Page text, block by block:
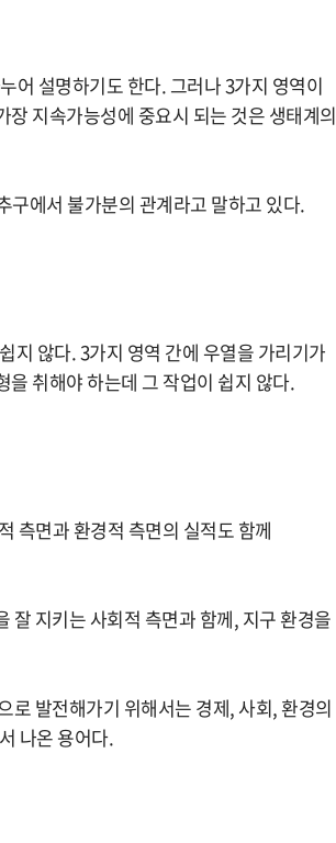
어 설명하기도 한다. 그러나 3가지 영역이
지속가능성에 중요시 되는 것은 생태계의
구에서 불가분의 관계라고 말하고 있다.
지 않다. 3가지 영역 간에 우열을 가리기가
취해야 하는데 그 작업이 쉽지 않다.
측면과 환경적 측면의 실적도 함께
잘 지키는 사회적 측면과 함께, 지구 환경을
로 발전해가기 위해서는 경제, 사회, 환경의
나온 용어다.